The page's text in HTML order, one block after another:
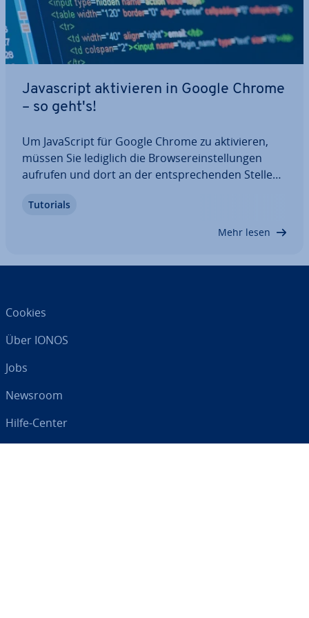
Ja­va­script ak­ti­vie­ren in Google Chrome
– so geht's!
Um Ja­va­Script für Google Chrome zu ak­ti­vie­ren,
müssen Sie lediglich die Brow­ser­ein­stel­lun­gen
aufrufen und dort an der ent­spre­chen­den Stelle
zeigen wir Ihnen Schritt für Schritt, wie Sie Ja­va­
Tutorials
Mehr lesen
Cookies
Über IONOS
Jobs
Newsroom
Hilfe-Center